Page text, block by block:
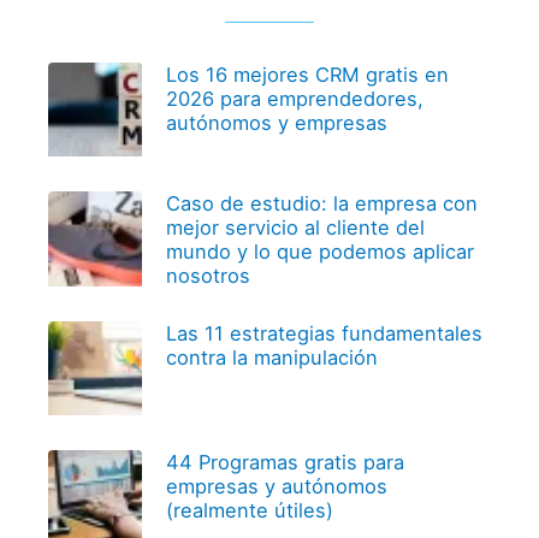
Los 16 mejores CRM gratis en
2026 para emprendedores,
autónomos y empresas
Caso de estudio: la empresa con
mejor servicio al cliente del
mundo y lo que podemos aplicar
nosotros
Las 11 estrategias fundamentales
contra la manipulación
44 Programas gratis para
empresas y autónomos
(realmente útiles)